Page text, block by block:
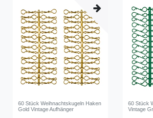
60 Stück Weihnachtskugeln Haken
Gold Vintage Aufhänger
60 Stück
Vintage